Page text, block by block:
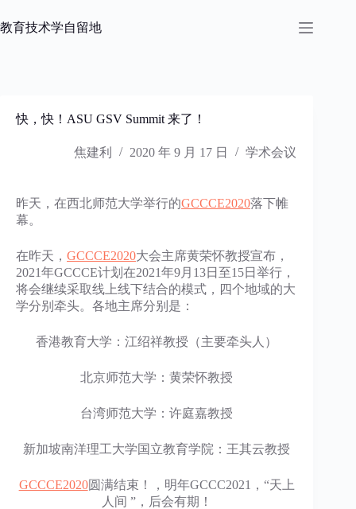
过
教育技术学自留地
快，快！ASU GSV Summit 来了！
焦建利 2020 年 9 月 17 日 学术会议
昨天，在西北师范大学举行的GCCCE2020落下帷
幕。
在昨天， GCCCE2020大会主席黄荣怀教授宣布，
2021年GCCCE计划在2021年9月13日至15日举行，
将会继续采取线上线下结合的模式，四个地域的大
学分别牵头。各地主席分别是：
香港教育大学：江绍祥教授（主要牵头人）
北京师范大学：黄荣怀教授
台湾师范大学：许庭嘉教授
新加坡南洋理工大学国立教育学院：王其云教授
GCCCE2020圆满结束！，明年GCCC2021，“天上
人间 ”，后会有期！